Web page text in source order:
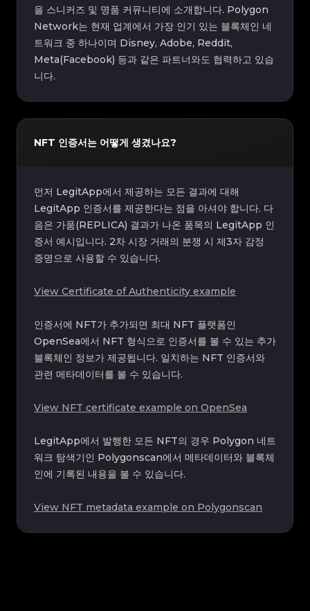
을 스니커즈 및 명품 커뮤니티에 소개합니다. Polygon
Network는 현재 업계에서 가장 인기 있는 블록체인 네
트워크 중 하나이며 Disney, Adobe, Reddit,
Meta(Facebook) 등과 같은 파트너와도 협력하고 있습
니다.
NFT 인증서는 어떻게 생겼나요?
먼저 LegitApp에서 제공하는 모든 결과에 대해
LegitApp 인증서를 제공한다는 점을 아셔야 합니다. 다
음은 가품(REPLICA) 결과가 나온 품목의 LegitApp 인
증서 예시입니다. 2차 시장 거래의 분쟁 시 제3자 감정
증명으로 사용할 수 있습니다.
View Certificate of Authenticity example
인증서에 NFT가 추가되면 최대 NFT 플랫폼인
OpenSea에서 NFT 형식으로 인증서를 볼 수 있는 추가
블록체인 정보가 제공됩니다. 일치하는 NFT 인증서와
관련 메타데이터를 볼 수 있습니다.
View NFT certificate example on OpenSea
LegitApp에서 발행한 모든 NFT의 경우 Polygon 네트
워크 탐색기인 Polygonscan에서 메타데이터와 블록체
인에 기록된 내용을 볼 수 있습니다.
View NFT metadata example on Polygonscan